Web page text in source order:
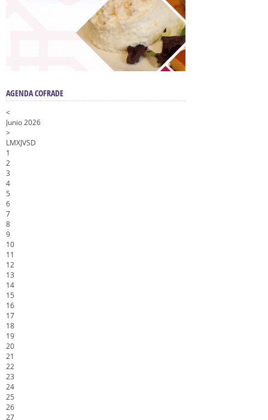
AGENDA COFRADE
<
Junio 2026
>
LMXJVSD
1
2
3
4
5
6
7
8
9
10
11
12
13
14
15
16
17
18
19
20
21
22
23
24
25
26
27